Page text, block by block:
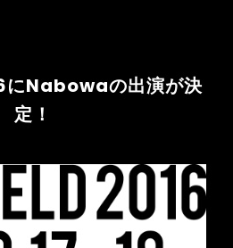
にNabowaの出演が決
定！